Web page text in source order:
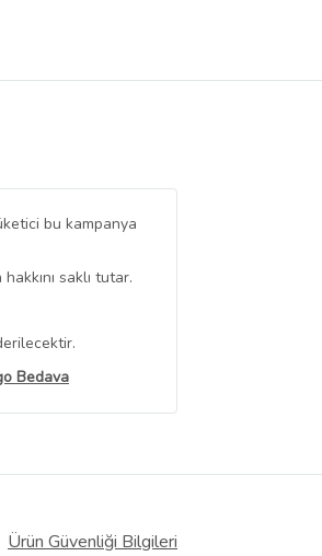
bu kampanya
saklı tutar.
Bedava
Ürün Güvenliği Bilgileri